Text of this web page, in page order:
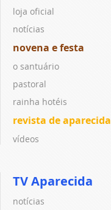
loja oficial
notícias
novena e festa
o santuário
pastoral
rainha hotéis
revista de aparecida
vídeos
TV Aparecida
notícias